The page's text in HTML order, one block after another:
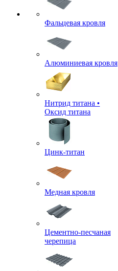
Фальцевая кровля
Алюминиевая кровля
Нитрид титана •
Оксид титана
Цинк-титан
Медная кровля
Цементно-песчаная
черепица